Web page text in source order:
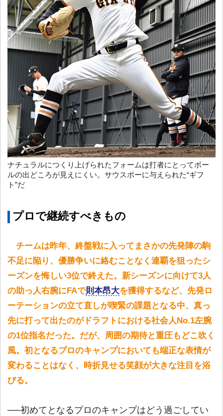
ナチュラルにつくり上げられたフォームは打者にとってボー
ルの出どころが見えにくい。サウスポーに与えられた“ギフ
ト”だ
プロで継続すべきもの
チームは昨年、終盤戦に入ってまさかの先発陣の駒
不足に陥り、優勝争いに絡むことなく連覇を狙ったシ
ーズンを悔しい3位で終えた。新シーズンに向けて3人
の助っ人右腕にFAで則本昂大を獲得するなど、先発ロ
ーテーションの立て直しが喫緊の課題となる中、真っ
先に打って出たのがドラフトにおける社会人No.1左腕
の1位指名だった。だが、周囲の期待と重圧もどこ吹く
風。初となるプロのキャンプにおいても端正な表情が
変わることはなく、時折見せる笑顔が大きな注目を浴
びる。
──初めてとなるプロのキャンプはどう過ごしてい